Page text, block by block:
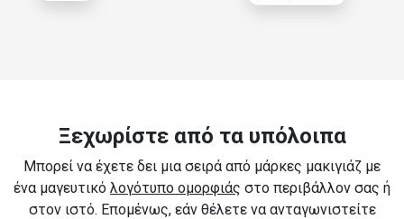
Ξεχωρίστε από τα υπόλοιπα
Μπορεί να έχετε δει μια σειρά από μάρκες μακιγιάζ με
ένα μαγευτικό λογότυπο ομορφιάς στο περιβάλλον σας ή
στον ιστό. Επομένως, εάν θέλετε να ανταγωνιστείτε